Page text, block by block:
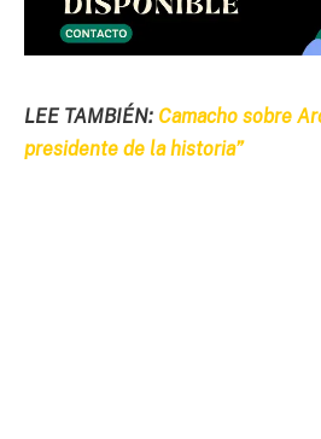
LEE TAMBIÉN: Camacho sobre
presidente de la historia”